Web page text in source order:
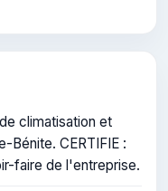
climatisation et
Bénite. CERTIFIE :
faire de l'entreprise.